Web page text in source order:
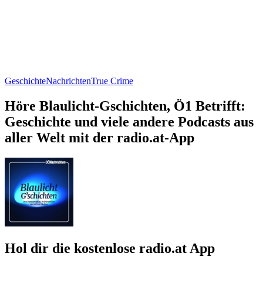
GeschichteNachrichtenTrue Crime
Höre Blaulicht-Gschichten, Ö1 Betrifft:
Geschichte und viele andere Podcasts aus
aller Welt mit der radio.at-App
Hol dir die kostenlose radio.at App